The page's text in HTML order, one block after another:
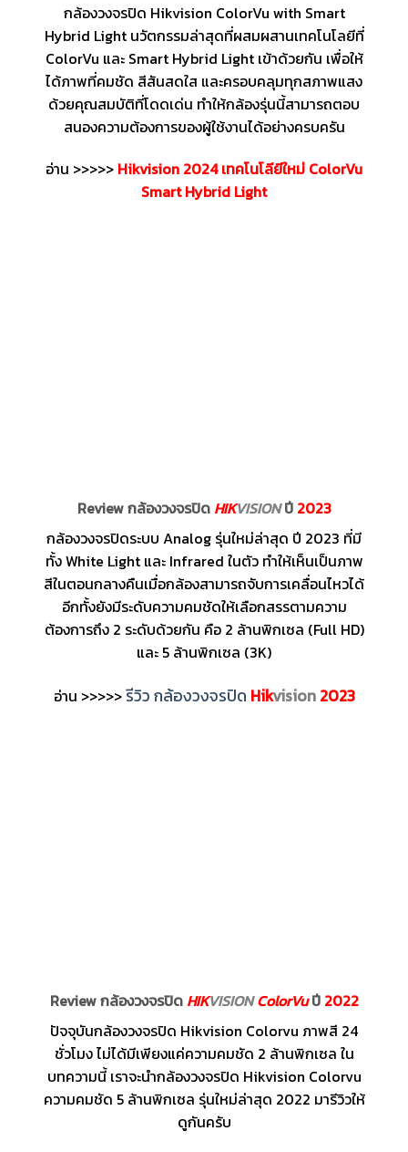
กล้องวงจรปิด Hikvision ColorVu with Smart
Hybrid Light นวัตกรรมล่าสุดที่ผสมผสานเทคโนโลยีที่
ColorVu และ Smart Hybrid Light เข้าด้วยกัน เพื่อให้
ได้ภาพที่คมชัด สีสันสดใส และครอบคลุมทุกสภาพแสง
ด้วยคุณสมบัติที่โดดเด่น ทำให้กล้องรุ่นนี้สามารถตอบ
สนองความต้องการของผู้ใช้งานได้อย่างครบครัน
อ่าน >>>>> Hikvision 2024 เทคโนโลียีใหม่ ColorVu
Smart Hybrid Light
Review กล้องวงจรปิด HIKVISIONปี 2023
กล้องวงจรปิดระบบ Analog รุ่นใหม่ล่าสุด ปี 2023 ที่มี
ทั้ง White Light และ Infrared ในตัว ทำให้เห็นเป็นภาพ
สีในตอนกลางคืนเมื่อกล้องสามารถจับการเคลื่อนไหวได้
อีกทั้งยังมีระดับความคมชัดให้เลือกสรรตามความ
ต้องการถึง 2 ระดับด้วยกัน คือ 2 ล้านพิกเซล (Full HD)
และ 5 ล้านพิกเซล (3K)
อ่าน >>>>>รีวิว กล้องวงจรปิด Hikvision 2023
Review กล้องวงจรปิด HIKVISIONColorVuปี 2022
ปัจจุบันกล้องวงจรปิด Hikvision Colorvu ภาพสี 24
ชั่วโมง ไม่ได้มีเพียงแค่ความคมชัด 2 ล้านพิกเซล ใน
บทความนี้ เราจะนำกล้องวงจรปิด Hikvision Colorvu
ความคมชัด 5 ล้านพิกเซล รุ่นใหม่ล่าสุด 2022 มารีวิวให้
ดูกันครับ